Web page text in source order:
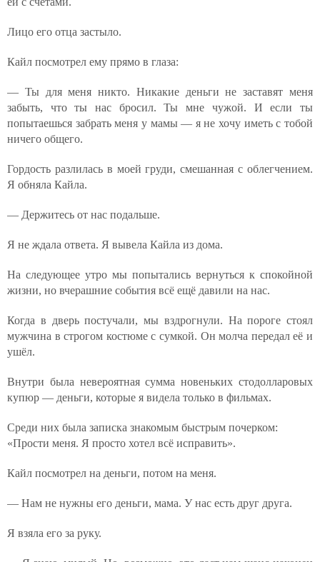
Лицо его отца застыло.
Кайл посмотрел ему прямо в глаза:
— Ты для меня никто. Никакие деньги не заставят меня
забыть, что ты нас бросил. Ты мне чужой. И если ты
попытаешься забрать меня у мамы — я не хочу иметь с тобой
ничего общего.
Гордость разлилась в моей груди, смешанная с облегчением.
Я обняла Кайла.
— Держитесь от нас подальше.
Я не ждала ответа. Я вывела Кайла из дома.
На следующее утро мы попытались вернуться к спокойной
жизни, но вчерашние события всё ещё давили на нас.
Когда в дверь постучали, мы вздрогнули. На пороге стоял
мужчина в строгом костюме с сумкой. Он молча передал её и
ушёл.
Внутри была невероятная сумма новеньких стодолларовых
купюр — деньги, которые я видела только в фильмах.
Среди них была записка знакомым быстрым почерком:
«Прости меня. Я просто хотел всё исправить».
Кайл посмотрел на деньги, потом на меня.
— Нам не нужны его деньги, мама. У нас есть друг друга.
Я взяла его за руку.